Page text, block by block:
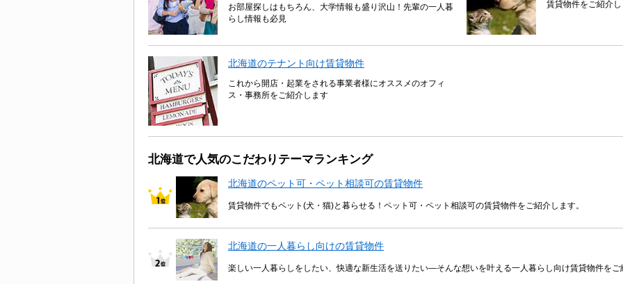
お部屋探しはもちろん、大学情報も盛り沢山！先輩の一人暮
らし情報も必見
賃貸物件をご紹介
北海道のテナント向け賃貸物件
これから開店・起業をされる事業者様にオススメのオフィ
ス・事務所をご紹介します
北海道で人気のこだわりテーマランキング
北海道のペット可・ペット相談可の賃貸物件
賃貸物件でもペット(犬・猫)と暮らせる！ペット可・ペット相談可の賃貸物件をご紹介します。
北海道の一人暮らし向けの賃貸物件
楽しい一人暮らしをしたい、快適な新生活を送りたい―そんな想いを叶える一人暮らし向け賃貸物件をご